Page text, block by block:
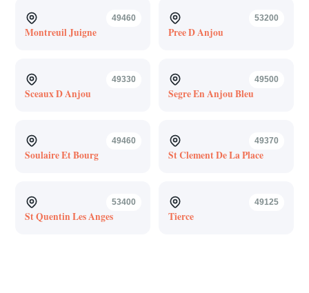
49460
Montreuil Juigne
53200
Pree D Anjou
49330
Sceaux D Anjou
49500
Segre En Anjou Bleu
49460
Soulaire Et Bourg
49370
St Clement De La Place
53400
St Quentin Les Anges
49125
Tierce